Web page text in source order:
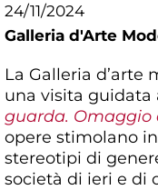
24/11/2024
Galleria d'Arte
La Galleria d’arte
una visita guidata
guarda. Omaggio
opere stimolano
stereotipi di
società di ieri e di